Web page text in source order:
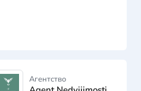
Агентство